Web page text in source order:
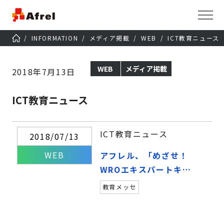
INFORMATION メディア掲載 WEB ICT教育ニュース
2018年7月13日 WEB メディア掲載
ICT教育ニュース
2018/07/13
WEB
ICT教育ニュース
アフレル、「めざせ！
WROエキスパートキャ
ンペーン」29日まで実
施
教育メッセ